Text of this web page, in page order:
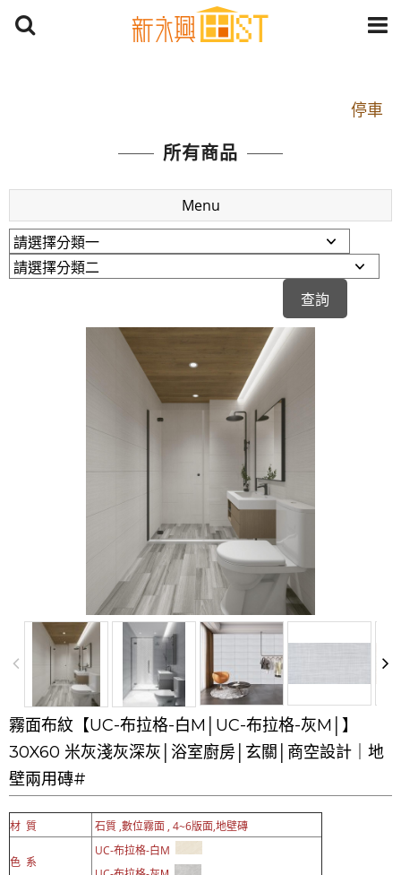
停車
捷運： 中和線【頂溪站 2 號出口】往中山路1段139
原Line已滿 無法加Line好友 請親愛的客戶加入
LINE官方帳號@a0975005573
開車：中山路1段 到永平路路口(樂華夜市口)門口可
停車
捷運： 中和線【頂溪站 2 號出口】往中山路1段139
原Line已滿 無法加Line好友 請親愛的客戶加入
LINE官方帳號@a0975005573
所有商品
Menu
霧面布紋【UC-布拉格-白M│UC-布拉格-灰M│】
30X60 米灰淺灰深灰│浴室廚房│玄關│商空設計｜地
壁兩用磚#
材 質 石質 ,數位霧面 , 4~6版面,地壁磚
色 系
UC-布拉格-白M